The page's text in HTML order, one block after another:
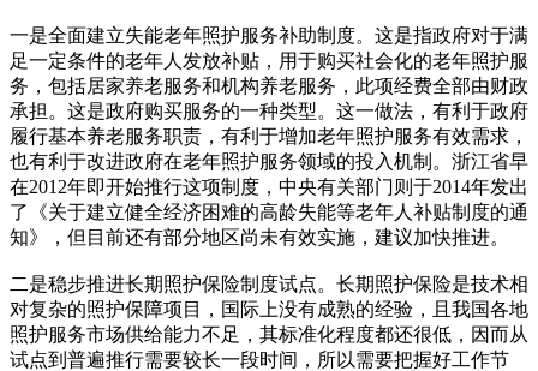
一是全面建立失能老年照护服务补助制度。这是指政府对于满
足一定条件的老年人发放补贴，用于购买社会化的老年照护服
务，包括居家养老服务和机构养老服务，此项经费全部由财政
承担。这是政府购买服务的一种类型。这一做法，有利于政府
履行基本养老服务职责，有利于增加老年照护服务有效需求，
也有利于改进政府在老年照护服务领域的投入机制。浙江省早
在2012年即开始推行这项制度，中央有关部门则于2014年发出
了《关于建立健全经济困难的高龄失能等老年人补贴制度的通
知》，但目前还有部分地区尚未有效实施，建议加快推进。
二是稳步推进长期照护保险制度试点。长期照护保险是技术相
对复杂的照护保障项目，国际上没有成熟的经验，且我国各地
照护服务市场供给能力不足，其标准化程度都还很低，因而从
试点到普遍推行需要较长一段时间，所以需要把握好工作节